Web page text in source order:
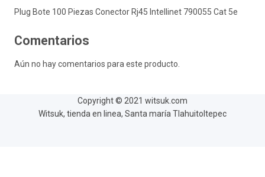
Plug Bote 100 Piezas Conector Rj45 Intellinet 790055 Cat 5e
Comentarios
Aún no hay comentarios para este producto.
Copyright © 2021 witsuk.com
Witsuk, tienda en linea, Santa maría Tlahuitoltepec